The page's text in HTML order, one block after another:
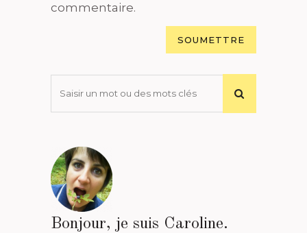
commentaire.
Bonjour, je suis Caroline.